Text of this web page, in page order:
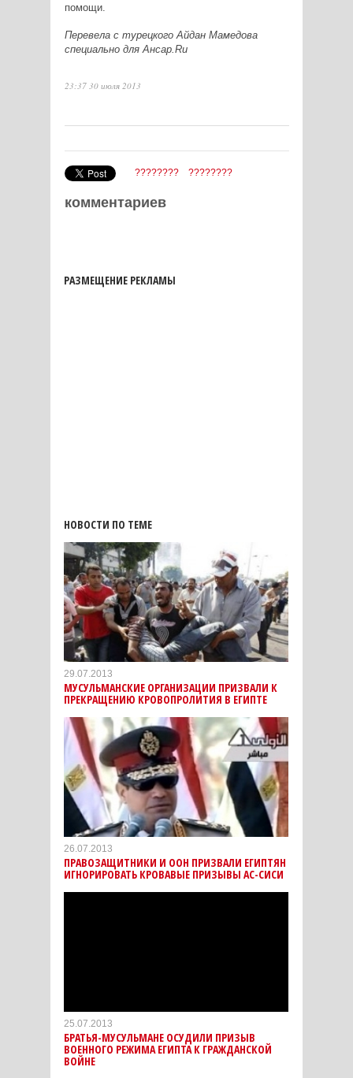
помощи.
Перевела c турецкого Айдан Мамедова
специально для Ансар. Ru
23:37 30 июля 2013
???????? ????????
комментариев
РАЗМЕЩЕНИЕ РЕКЛАМЫ
НОВОСТИ ПО ТЕМЕ
29.07.2013
МУСУЛЬМАНСКИЕ ОРГАНИЗАЦИИ ПРИЗВАЛИ К
ПРЕКРАЩЕНИЮ КРОВОПРОЛИТИЯ В ЕГИПТЕ
26.07.2013
ПРАВОЗАЩИТНИКИ И ООН ПРИЗВАЛИ ЕГИПТЯН
ИГНОРИРОВАТЬ КРОВАВЫЕ ПРИЗЫВЫ АС-СИСИ
25.07.2013
БРАТЬЯ-МУСУЛЬМАНЕ ОСУДИЛИ ПРИЗЫВ
ВОЕННОГО РЕЖИМА ЕГИПТА К ГРАЖДАНСКОЙ
ВОЙНЕ